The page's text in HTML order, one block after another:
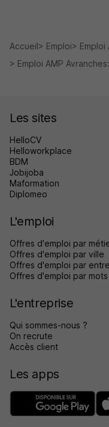
Accueil Emploi Emploi
Emploi AMP Avranches
Les sites
HelloCV
Helloworkplace
BDM
Jobijoba
Maformation
Diplomeo
L'emploi
Offres d'emploi par
Offres d'emploi par ville
Offres d'emploi par
Offres d'emploi par
L'entreprise
Qui sommes-nous ?
On recrute
Accès client
Les apps